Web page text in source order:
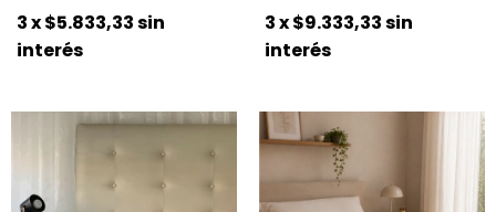
3x$5.833,33sin
interés
3x$9.333,33sin
interés